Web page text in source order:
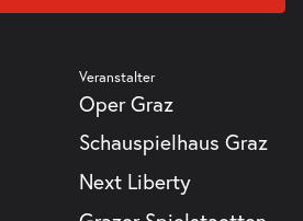
Veranstalter
Oper Graz
Schauspielhaus Graz
Next Liberty